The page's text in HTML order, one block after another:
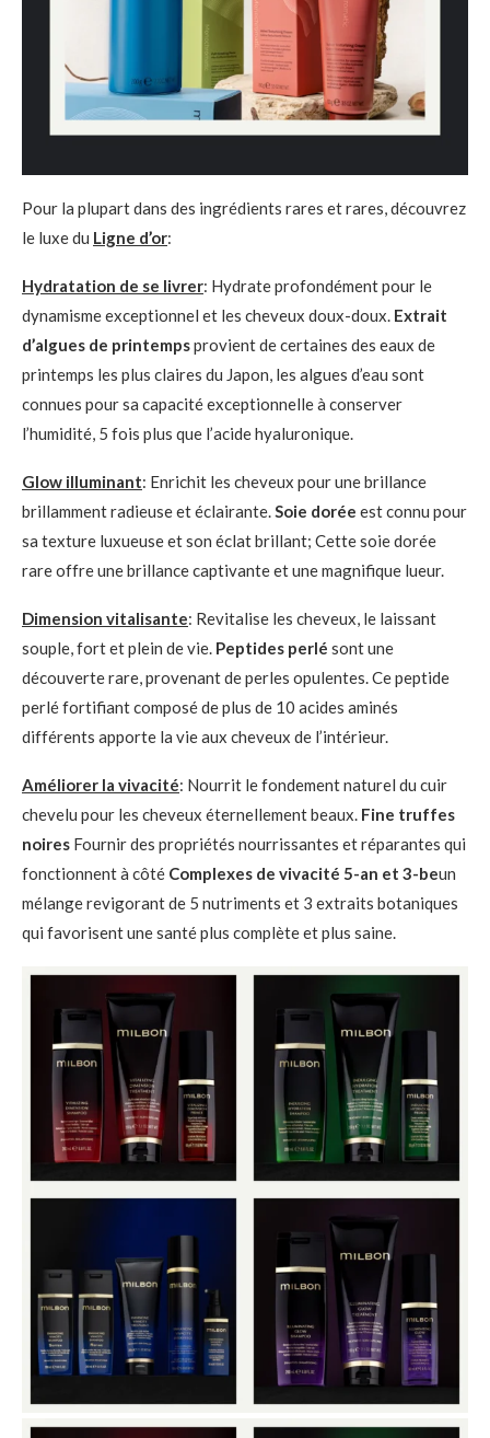
Pour la plupart dans des ingrédients rares et rares, découvrez
le luxe du Ligne d’or:
Hydratation de se livrer: Hydrate profondément pour le
dynamisme exceptionnel et les cheveux doux-doux. Extrait
d’algues de printempsprovient de certaines des eaux de
printemps les plus claires du Japon, les algues d’eau sont
connues pour sa capacité exceptionnelle à conserver
l’humidité, 5 fois plus que l’acide hyaluronique.
Glow illuminant: Enrichit les cheveux pour une brillance
brillamment radieuse et éclairante.Soie dorée est connu pour
sa texture luxueuse et son éclat brillant; Cette soie dorée
rare offre une brillance captivante et une magnifique lueur.
Dimension vitalisante: Revitalise les cheveux, le laissant
souple, fort et plein de vie. Peptides perlé sont une
découverte rare, provenant de perles opulentes. Ce peptide
perlé fortifiant composé de plus de 10 acides aminés
différents apporte la vie aux cheveux de l’intérieur.
Améliorer la vivacité: Nourrit le fondement naturel du cuir
chevelu pour les cheveux éternellement beaux. Fine truffes
noires Fournir des propriétés nourrissantes et réparantes qui
fonctionnent à côté Complexes de vivacité 5-an et 3-beun
mélange revigorant de 5 nutriments et 3 extraits botaniques
qui favorisent une santé plus complète et plus saine.